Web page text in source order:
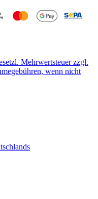
Mehrwertsteuer zzgl.
wenn nicht